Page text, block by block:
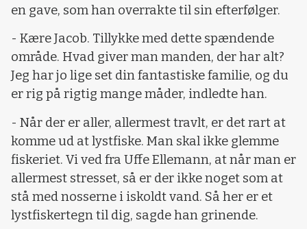
en gave, som han overrakte til sin efterfølger.
- Kære Jacob. Tillykke med dette spændende
område. Hvad giver man manden, der har alt?
Jeg har jo lige set din fantastiske familie, og du
er rig på rigtig mange måder, indledte han.
- Når der er aller, allermest travlt, er det rart at
komme ud at lystfiske. Man skal ikke glemme
fiskeriet. Vi ved fra Uffe Ellemann, at når man er
allermest stresset, så er der ikke noget som at
stå med nosserne i iskoldt vand. Så her er et
lystfiskertegn til dig, sagde han grinende.